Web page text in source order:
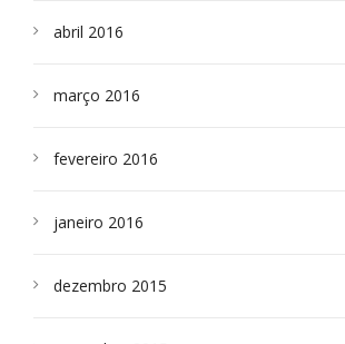
abril 2016
março 2016
fevereiro 2016
janeiro 2016
dezembro 2015